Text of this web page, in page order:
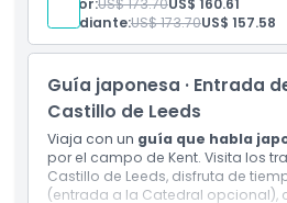
Entrada a: Catedral de
Guía que habla japonés
Paseo en barco por el
acondicionado, Wi-Fi gratis y
Senior:US$ 173.70US$ 160.61
Estudiante:US$ 173.70US$ 157.58
Guía japonesa · Entrada
Castillo de Leeds
Viaja con un guía que habla
por el campo de Kent. Visita los
Castillo de Leeds, disfruta de
(entrada a la Catedral opcional),